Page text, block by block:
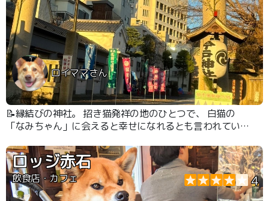
ロイママさん
📝縁結びの神社。 招き猫発祥の地のひとつで、 白猫の
「なみちゃん」に会えると幸せになれるとも言われていま
りがあります。
ロッジ赤石
飲食店・カフェ 4